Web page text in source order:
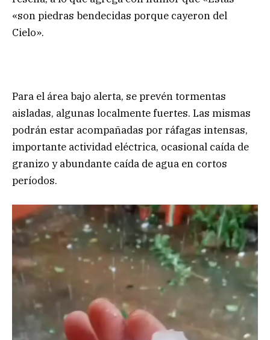
«son piedras bendecidas porque cayeron del
Cielo».
Para el área bajo alerta, se prevén tormentas
aisladas, algunas localmente fuertes. Las mismas
podrán estar acompañadas por ráfagas intensas,
importante actividad eléctrica, ocasional caída de
granizo y abundante caída de agua en cortos
períodos.